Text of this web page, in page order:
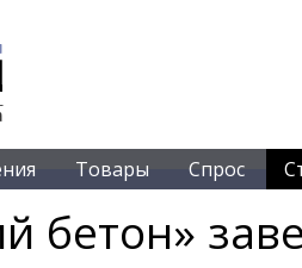
Товары Спрос
бетон»